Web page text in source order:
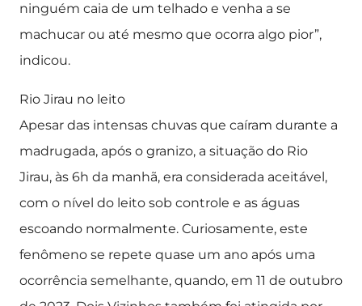
ninguém caia de um telhado e venha a se
machucar ou até mesmo que ocorra algo pior”,
indicou.
Rio Jirau no leito
Apesar das intensas chuvas que caíram durante a
madrugada, após o granizo, a situação do Rio
Jirau, às 6h da manhã, era considerada aceitável,
com o nível do leito sob controle e as águas
escoando normalmente. Curiosamente, este
fenômeno se repete quase um ano após uma
ocorrência semelhante, quando, em 11 de outubro